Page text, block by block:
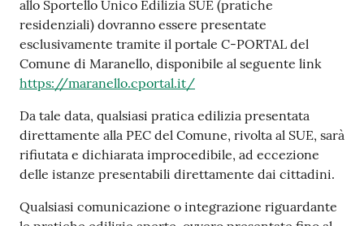
Seguici
su
allo Sportello Unico Edilizia SUE (pratiche
residenziali) dovranno essere presentate
esclusivamente tramite il portale C-PORTAL del
Comune di Maranello, disponibile al seguente link
https://maranello.cportal.it/
Da tale data, qualsiasi pratica edilizia presentata
direttamente alla PEC del Comune, rivolta al SUE, sarà
rifiutata e dichiarata improcedibile, ad eccezione
delle istanze presentabili direttamente dai cittadini.
Qualsiasi comunicazione o integrazione riguardante